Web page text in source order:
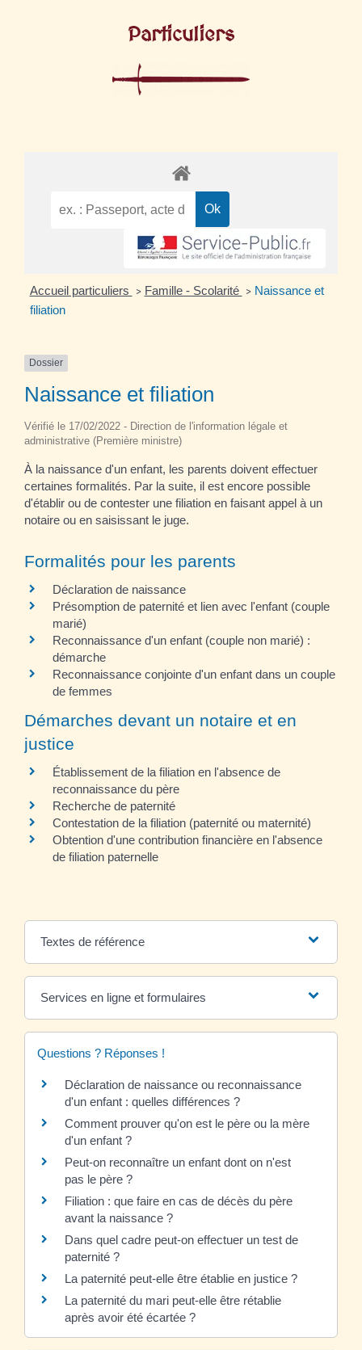
Particuliers
Accueil particuliers > Famille - Scolarité > Naissance et
filiation
Dossier
Naissance et filiation
Vérifié le 17/02/2022 - Direction de l'information légale et
administrative (Première ministre)
À la naissance d'un enfant, les parents doivent effectuer
certaines formalités. Par la suite, il est encore possible
d'établir ou de contester une filiation en faisant appel à un
notaire ou en saisissant le juge.
Formalités pour les parents
Déclaration de naissance
Présomption de paternité et lien avec l'enfant (couple
marié)
Reconnaissance d'un enfant (couple non marié) :
démarche
Reconnaissance conjointe d'un enfant dans un couple
de femmes
Démarches devant un notaire et en
justice
Établissement de la filiation en l'absence de
reconnaissance du père
Recherche de paternité
Contestation de la filiation (paternité ou maternité)
Obtention d'une contribution financière en l'absence
de filiation paternelle
Textes de référence
Services en ligne et formulaires
Questions ? Réponses !
Déclaration de naissance ou reconnaissance
d'un enfant : quelles différences ?
Comment prouver qu'on est le père ou la mère
d'un enfant ?
Peut-on reconnaître un enfant dont on n'est
pas le père ?
Filiation : que faire en cas de décès du père
avant la naissance ?
Dans quel cadre peut-on effectuer un test de
paternité ?
La paternité peut-elle être établie en justice ?
La paternité du mari peut-elle être rétablie
après avoir été écartée ?